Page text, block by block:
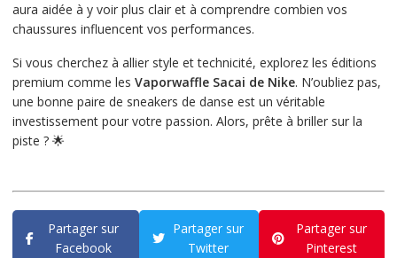
aura aidée à y voir plus clair et à comprendre combien vos
chaussures influencent vos performances.
Si vous cherchez à allier style et technicité, explorez les éditions
premium comme les Vaporwaffle Sacai de Nike. N’oubliez pas,
une bonne paire de sneakers de danse est un véritable
investissement pour votre passion. Alors, prête à briller sur la
piste ? 🌟
Partager sur
Facebook
Partager sur
Twitter
Partager sur
Pinterest